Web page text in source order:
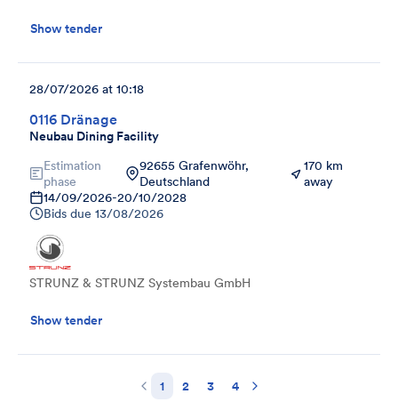
Show tender
0116 Dränage
Neubau Dining Facility
28/07/2026 at 10:18
Estimation
phase
92655 Grafenwöhr,
Deutschland
170 km
away
14/09/2026-20/10/2028
Bids due 13/08/2026
STRUNZ & STRUNZ Systembau GmbH
Show tender
1 2 3 4